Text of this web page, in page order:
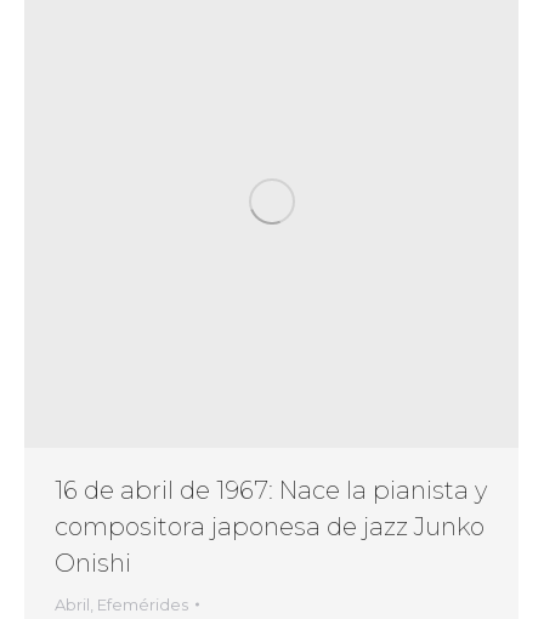
16 de abril de 1967: Nace la pianista y
compositora japonesa de jazz Junko
Onishi
Abril Efemérides